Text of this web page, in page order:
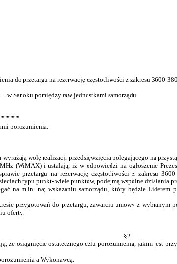
do przetargu na rezerwację częstotliwości z zakresu 3600-
w Sanoku pomiędzyniw jednostkami samorządu
porozumienia.
wyrażają wolę realizacji przedsięwzięcia polegającego na
(WiMAX) i ustalają, iż w odpowiedzi na ogłoszenie
przetargu na rezerwację częstotliwości z zakresu
typu punkt- wiele punktów, podejmą wspólne działania
na m.in. na; wskazaniu samorządu, który będzie Liderem
przygotowań do przetargu, zawarciu umowy z wybranym
oferty.
§2
że osiągnięcie ostatecznego celu porozumienia, jakim jest
a Wykonawcą.